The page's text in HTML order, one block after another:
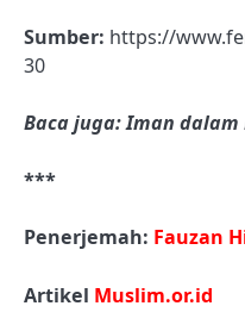
Sumber: https://
30
Baca juga: Iman dalam
***
Penerjemah: Fauzan
Artikel Muslim.or.id